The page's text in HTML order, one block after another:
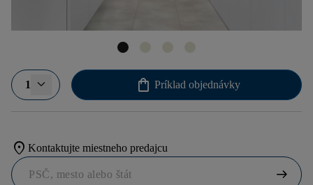
1 shopping_bag Príklad objednávky
location_on Kontaktujte miestneho predajcu
arrow_right_alt